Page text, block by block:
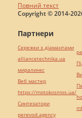
Повний текст
Copyright © 2014-
Партнери
Сережки з діамантами
alliancetechnika.ua
миралинкс
Веб мастер
https://motokosmos.ua/
Синтезатори
perevod.agency